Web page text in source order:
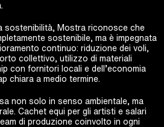
sostenibilità, Mostra riconosce che
sostenibile, ma è impegnata
continuo: riduzione dei voli,
collettivo, utilizzo di materiali
con fornitori locali e dell’economia
chiara a medio termine.
non solo in senso ambientale, ma
Cachet equi per gli artisti e salari
di produzione coinvolto in ogni